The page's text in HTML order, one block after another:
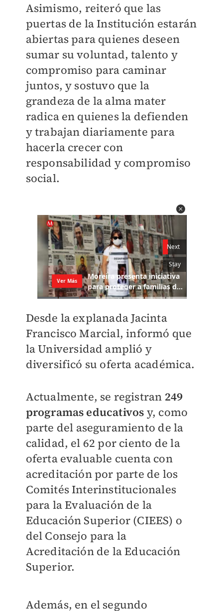
Asimismo, reiteró que las
puertas de la Institución estarán
abiertas para quienes deseen
sumar su voluntad, talento y
compromiso para caminar
juntos, y sostuvo que la
grandeza de la alma mater
radica en quienes la defienden
y trabajan diariamente para
hacerla crecer con
responsabilidad y compromiso
social.
Desde la explanadaJacinta
Francisco Marcial, informó que
la Universidad amplió y
diversificó su oferta académica.
Actualmente, se registran 249
programas educativos y, como
parte del aseguramiento de la
calidad, el 62 por ciento de la
oferta evaluable cuenta con
acreditación por parte de los
Comités Interinstitucionales
para la Evaluación de la
Educación Superior (CIEES) o
del Consejo para la
Acreditación de la Educación
Superior.
Además, en el segundo